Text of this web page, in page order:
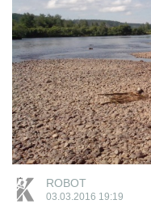
ROBOT
03.03.2016 19:19